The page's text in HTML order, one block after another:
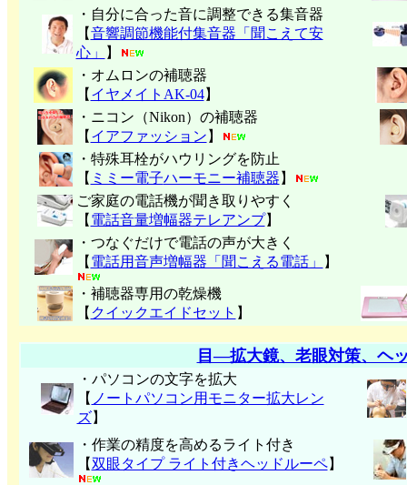
・自分に合った音に調整できる集音器
【音響調節機能付集音器「聞こえて安
心」
】
・オムロンの補聴器
【 イヤメイトAK-04】
・ニコン（Nikon）の補聴器
【 イアファッション 】
・特殊耳栓がハウリングを防止
【 ミミー電子ハーモニー補聴器 】
ご家庭の電話機が聞き取りやすく
【 電話音量増幅器テレアンプ】
・つなぐだけで電話の声が大きく
【 電話用音声増幅器「聞こえる電話」 】
・補聴器専用の乾燥機
【 クイックエイドセット 】
目―拡大鏡、老眼対策、ヘ
・パソコンの文字を拡大
【 ノートパソコン用モニター拡大レン
ズ】
・作業の精度を高めるライト付き
【双眼タイプ ライト付きヘッドルーペ】